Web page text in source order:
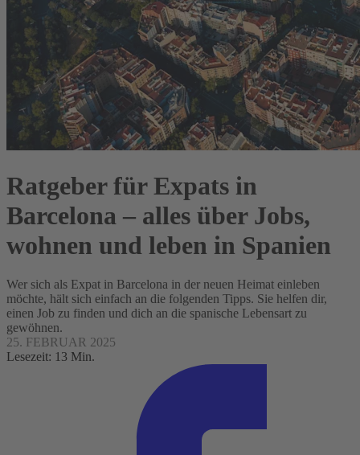
Ratgeber für Expats in
Barcelona – alles über Jobs,
wohnen und leben in Spanien
Wer sich als Expat in Barcelona in der neuen Heimat einleben
möchte, hält sich einfach an die folgenden Tipps. Sie helfen dir,
einen Job zu finden und dich an die spanische Lebensart zu
gewöhnen.
25. FEBRUAR 2025
Lesezeit: 13 Min.